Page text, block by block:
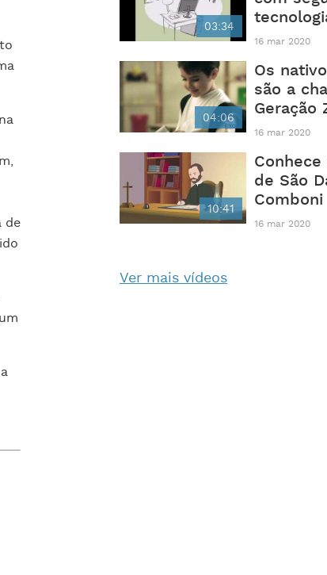
de
03:34
16 mar 2020
04:06
Os
são a
Geração
16 mar 2020
10:41
de São
Comboni
16 mar 2020
Ver mais vídeos